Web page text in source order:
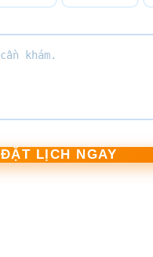
ĐẶT LỊCH NGAY